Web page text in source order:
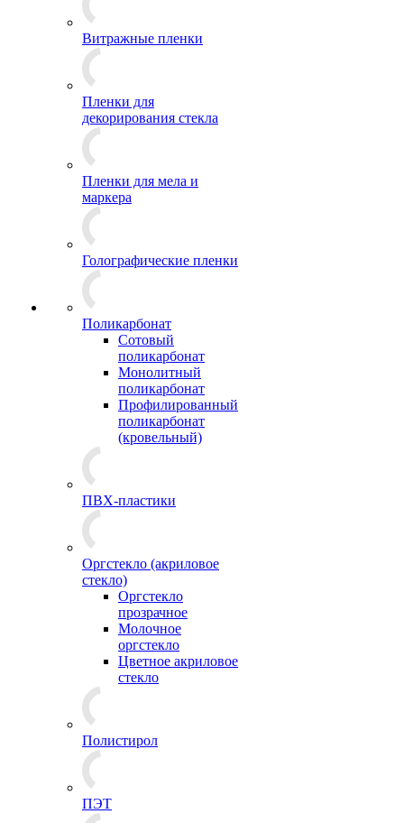
Витражные пленки
Пленки для
декорирования стекла
Пленки для мела и
маркера
Голографические пленки
Поликарбонат
Сотовый
поликарбонат
Монолитный
поликарбонат
Профилированный
поликарбонат
(кровельный)
ПВХ-пластики
Оргстекло (акриловое
стекло)
Оргстекло
прозрачное
Молочное
оргстекло
Цветное акриловое
стекло
Полистирол
ПЭТ